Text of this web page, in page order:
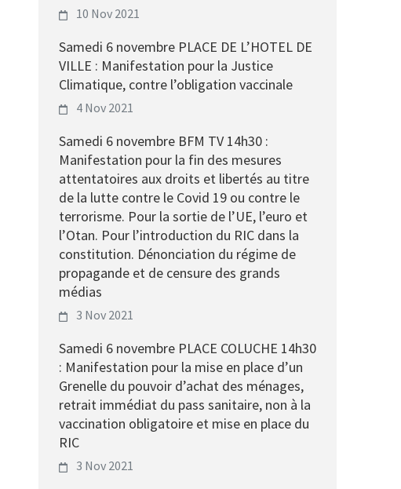
10 Nov 2021
Samedi 6 novembre PLACE DE L’HOTEL DE
VILLE : Manifestation pour la Justice
Climatique, contre l’obligation vaccinale
4 Nov 2021
Samedi 6 novembre BFM TV 14h30 :
Manifestation pour la fin des mesures
attentatoires aux droits et libertés au titre
de la lutte contre le Covid 19 ou contre le
terrorisme. Pour la sortie de l’UE, l’euro et
l’Otan. Pour l’introduction du RIC dans la
constitution. Dénonciation du régime de
propagande et de censure des grands
médias
3 Nov 2021
Samedi 6 novembre PLACE COLUCHE 14h30
: Manifestation pour la mise en place d’un
Grenelle du pouvoir d’achat des ménages,
retrait immédiat du pass sanitaire, non à la
vaccination obligatoire et mise en place du
RIC
3 Nov 2021